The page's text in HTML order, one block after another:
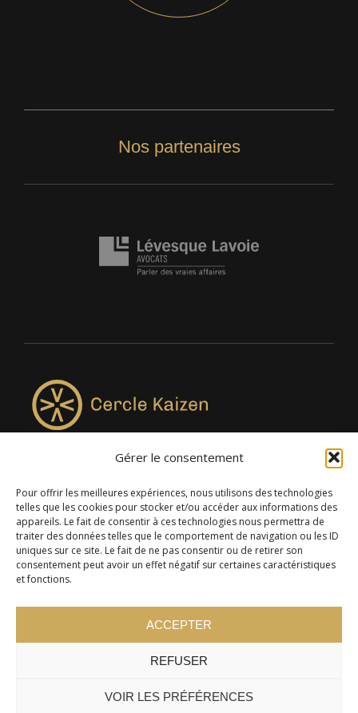
Gérer le consentement
Pour offrir les meilleures expériences, nous utilisons des technologies
telles que les cookies pour stocker et/ou accéder aux informations des
appareils. Le fait de consentir à ces technologies nous permettra de
traiter des données telles que le comportement de navigation ou les ID
uniques sur ce site. Le fait de ne pas consentir ou de retirer son
consentement peut avoir un effet négatif sur certaines caractéristiques
et fonctions.
ACCEPTER
REFUSER
VOIR LES PRÉFÉRENCES
Nos partenaires
4957, rue Lionel-Groulx, bureau 819, Saint-Augustin-de-
Desmaures QC G3A 0M7
© 2024 Cercle Kaizen. Tous droits réservés -